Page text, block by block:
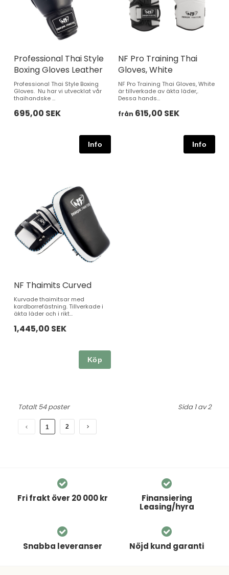
Professional Thai Style
Boxing Gloves Leather
Professional Thai Style Boxing
Gloves. Nu har vi utvecklat vår
thaihandske ...
695,00 SEK
NF Pro Training Thai
Gloves, White
NF Pro Training Thai Gloves, White
är tillverkade av äkta läder,.
Dessa hands...
från 615,00 SEK
NF Thaimits Curved
Kurvade thaimitsar med
kardborrefästning. Tillverkade i
äkta läder och i rikt...
1,445,00 SEK
Köp
Totalt 54 poster Sida 1 av 2
1 2
Fri frakt över 20 000 kr
Finansiering
Leasing/hyra
Snabba leveranser Nöjd kund garanti